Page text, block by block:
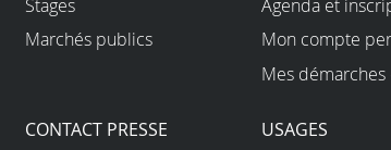
Stages
Marchés publics
Agenda et
Mon compte
Mes
CONTACT PRESSE
USAGES